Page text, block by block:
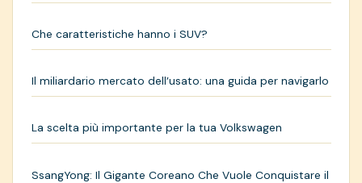
Che caratteristiche hanno i SUV?
Il miliardario mercato dell’usato: una guida per navigarlo
La scelta più importante per la tua Volkswagen
SsangYong: Il Gigante Coreano Che Vuole Conquistare il